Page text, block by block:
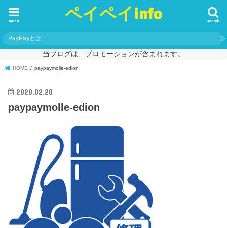
ペイペイinfo search
menu
PayPayとは
当ブログは、プロモーションが含まれます。
HOME paypaymolle-edion
2020.02.20
paypaymolle-edion